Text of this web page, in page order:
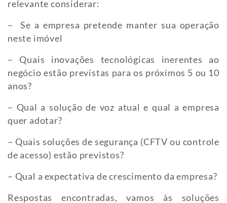
relevante considerar:
– Se a empresa pretende manter sua operação
neste imóvel
– Quais inovações tecnológicas inerentes ao
negócio estão previstas para os próximos 5 ou 10
anos?
– Qual a solução de voz atual e qual a empresa
quer adotar?
– Quais soluções de segurança (CFTV ou controle
de acesso) estão previstos?
– Qual a expectativa de crescimento da empresa?
Respostas encontradas, vamos às soluções